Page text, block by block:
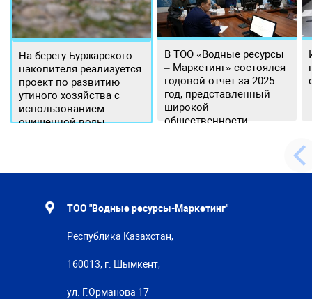
На берегу Буржарского
накопителя реализуется
проект по развитию
утиного хозяйства с
использованием
очищенной воды
В ТОО «Водные ресурсы
– Маркетинг» состоялся
годовой отчет за 2025
год, представленный
широкой
общественности.
ТОО "Водные ресурсы-Маркетинг"
Республика Казахстан,
160013, г. Шымкент,
ул. Г.Орманова 17